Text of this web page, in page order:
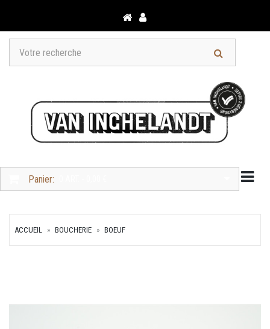
Panier:
ACCUEIL BOUCHERIE BOEUF